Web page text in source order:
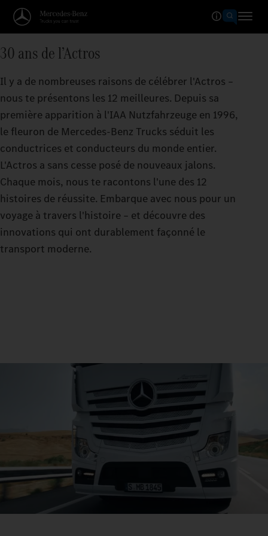
30 ans de l’Actros
Il y a de nombreuses raisons de célébrer l'Actros –
nous te présentons les 12 meilleures. Depuis sa
première apparition à l'IAA Nutzfahrzeuge en 1996,
le fleuron de Mercedes‑Benz Trucks séduit les
conductrices et conducteurs du monde entier.
L'Actros a sans cesse posé de nouveaux jalons.
Chaque mois, nous te racontons l'une des 12
histoires de réussite. Embarque avec nous pour un
voyage à travers l'histoire – et découvre des
innovations qui ont durablement façonné le
transport moderne.